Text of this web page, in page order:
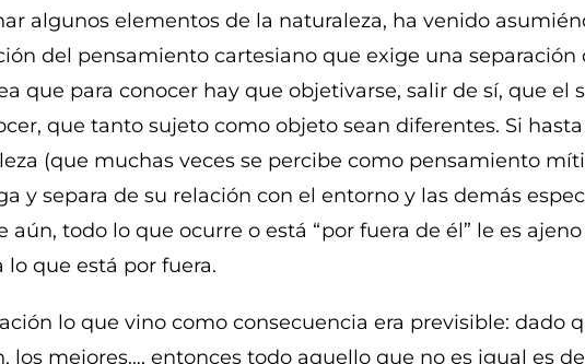
algunos elementos de la naturaleza, ha venido
del pensamiento cartesiano que exige una
que para conocer hay que objetivarse, salir de sí, que el
que tanto sujeto como objeto sean diferentes. Si
(que muchas veces se percibe como pensamiento
y separa de su relación con el entorno y las demás
aún, todo lo que ocurre o está “por fuera de él” le es
que está por fuera.
lo que vino como consecuencia era previsible: dado
los mejores…, entonces todo aquello que no es igual es